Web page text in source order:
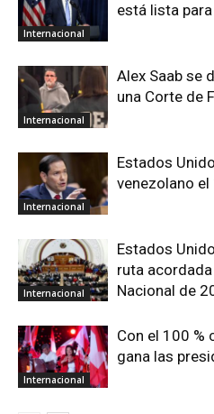
Internacional
está lista
Internacional
Alex Saab se
una Corte de
Internacional
Estados
venezolano
Internacional
Estados
ruta
Nacional de
Internacional
Con el 100 %
gana las